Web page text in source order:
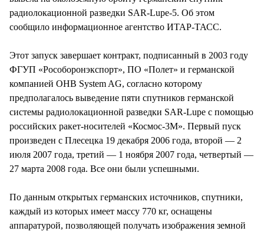
радиолокационной разведки SAR-Lupe-5. Об этом
сообщило информационное агентство ИТАР-ТАСС.
Этот запуск завершает контракт, подписанный в 2003 году
ФГУП «Рособоронэкспорт», ПО «Полет» и германской
компанией OHB System AG, согласно которому
предполагалось выведение пяти спутников германской
системы радиолокационной разведки SAR-Lupe с помощью
российских ракет-носителей «Космос-3М». Первый пуск
произведен с Плесецка 19 декабря 2006 года, второй — 2
июля 2007 года, третий — 1 ноября 2007 года, четвертый —
27 марта 2008 года. Все они были успешными.
По данным открытых германских источников, спутники,
каждый из которых имеет массу 770 кг, оснащены
аппаратурой, позволяющей получать изображения земной